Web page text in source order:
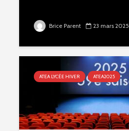
Brice Parent 23 mars 2025
ATEA LYCÉE HIVER ATEA2025